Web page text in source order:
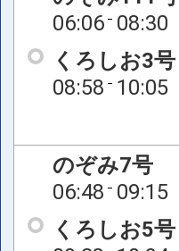
06:06 08:30
くろしお3号
08:58 10:05
のぞみ7号
06:48 09:15
くろしお5号